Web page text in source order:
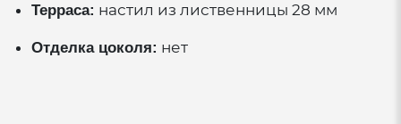
Терраса: настил из лиственницы 28 мм
Отделка цоколя: нет